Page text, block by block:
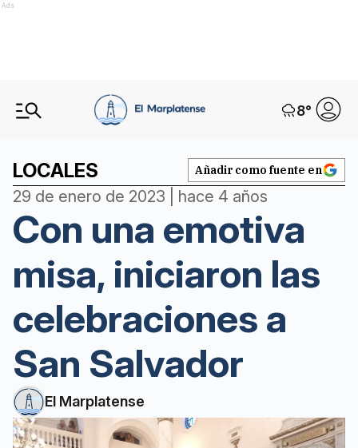
Ads
8°
LOCALES Añadir como fuente en
29 de enero de 2023 | hace 4 años
Con una emotiva
misa, iniciaron las
celebraciones a
San Salvador
El Marplatense